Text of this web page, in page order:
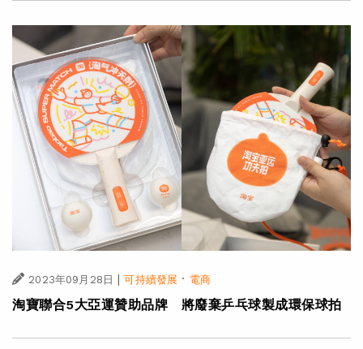
2023年09月28日 可持續發展 · 電商
淘寶聯合5大亞運贊助品牌 將廢棄乒乓球製成環保球拍